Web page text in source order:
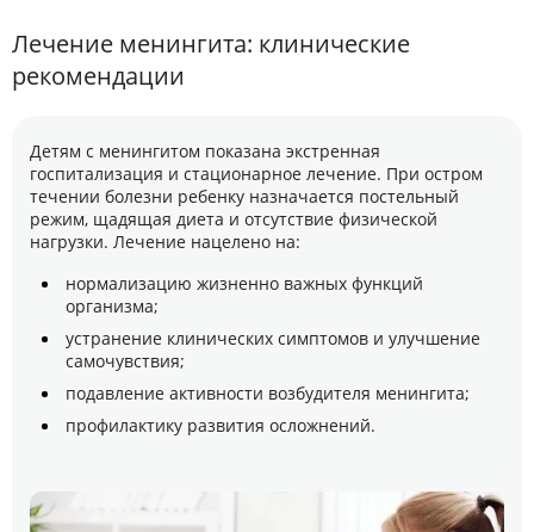
Лечение менингита: клинические
рекомендации
Детям с менингитом показана экстренная
госпитализация и стационарное лечение. При остром
течении болезни ребенку назначается постельный
режим, щадящая диета и отсутствие физической
нагрузки. Лечение нацелено на:
нормализацию жизненно важных функций
организма;
устранение клинических симптомов и улучшение
самочувствия;
подавление активности возбудителя менингита;
профилактику развития осложнений.